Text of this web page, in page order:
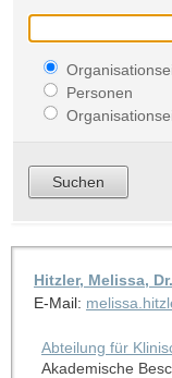
Personen
Hitzler, Melissa, Dr.
E-Mail:
Abteilung für
Akademische